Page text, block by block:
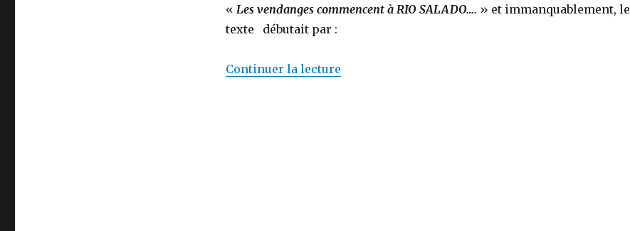
« Les vendanges commencent à RIO SALADO…. » et immanquablement, le
texte débutait par :
Continuer la lecturede « Finies les vacances! Vive les vendanges! »